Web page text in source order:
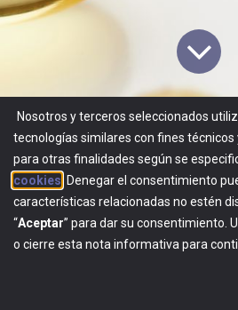
Todos los blogs
​Alimentos y
Aceite de Pescado Omega3
Nosotros y terceros seleccionados
tecnologías similares con fines técnicos
para otras finalidades según se
cookies . Denegar el consentimiento
características relacionadas no estén
“Aceptar” para dar su consentimiento.
o cierre esta nota informativa para